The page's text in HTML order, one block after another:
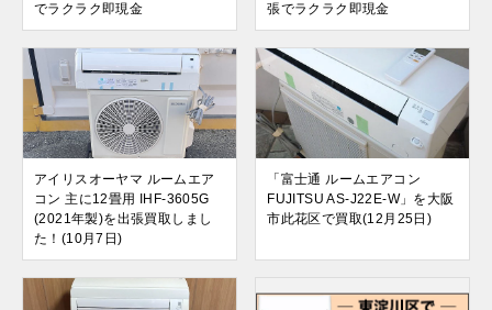
でラクラク即現金
張でラクラク即現金
アイリスオーヤマ ルームエア
コン 主に12畳用 IHF-3605G
(2021年製)を出張買取しまし
た！(10月7日)
「富士通 ルームエアコン
FUJITSU AS-J22E-W」を大阪
市此花区で買取(12月25日)